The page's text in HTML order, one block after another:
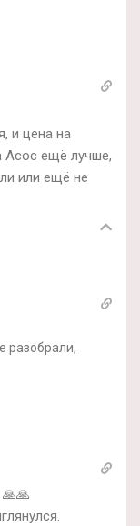
и цена на
Асос ещё лучше,
или ещё не
разобрали,